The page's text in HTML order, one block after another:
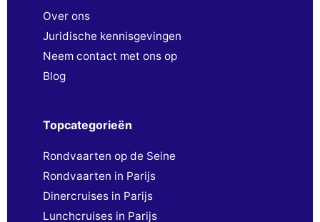
Over ons
Juridische kennisgevingen
Neem contact met ons op
Blog
Topcategorieën
Rondvaarten op de Seine
Rondvaarten in Parijs
Dinercruises in Parijs
Lunchcruises in Parijs